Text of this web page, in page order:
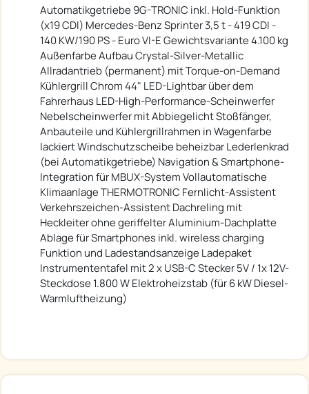
Automatikgetriebe 9G-TRONIC inkl. Hold-Funktion
(x19 CDI) Mercedes-Benz Sprinter 3,5 t - 419 CDI -
140 KW/190 PS - Euro VI-E Gewichtsvariante 4.100 kg
Außenfarbe Aufbau Crystal-Silver-Metallic
Allradantrieb (permanent) mit Torque-on-Demand
Kühlergrill Chrom 44" LED-Lightbar über dem
Fahrerhaus LED-High-Performance-Scheinwerfer
Nebelscheinwerfer mit Abbiegelicht Stoßfänger,
Anbauteile und Kühlergrillrahmen in Wagenfarbe
lackiert Windschutzscheibe beheizbar Lederlenkrad
(bei Automatikgetriebe) Navigation & Smartphone-
Integration für MBUX-System Vollautomatische
Klimaanlage THERMOTRONIC Fernlicht-Assistent
Verkehrszeichen-Assistent Dachreling mit
Heckleiter ohne geriffelter Aluminium-Dachplatte
Ablage für Smartphones inkl. wireless charging
Funktion und Ladestandsanzeige Ladepaket
Instrumententafel mit 2 x USB-C Stecker 5V / 1x 12V-
Steckdose 1.800 W Elektroheizstab (für 6 kW Diesel-
Warmluftheizung)